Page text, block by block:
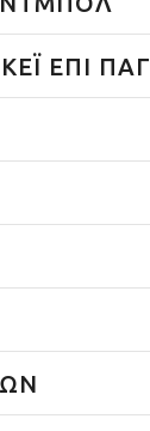
ΕΠΙ